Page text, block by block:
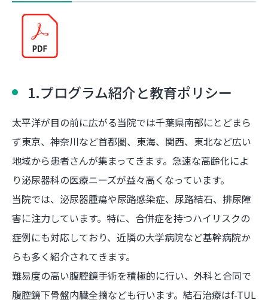
1.プログラム紹介と教育ポリシー
太平洋が目の前に広がる当院では千葉県南部にとどまら
ず東京、神奈川など首都圏、東海、関西、東北など広い
地域から患者さんが集まってきます。急速な高齢化によ
り泌尿器科の医療ニーズが益々高くなっています。
当院では、泌尿器腫瘍や尿路感染症、尿路結石、排尿障
害に注力しています。特に、合併症を持つハイリスクの
症例にも対応しており、近隣の大学病院など基幹病院か
らも多く紹介されてきます。
難易度の高い腹腔鏡手術を積極的に行い、外科と合同で
腹腔鏡下骨盤内臓全摘なども行います。結石治療はf-TUL